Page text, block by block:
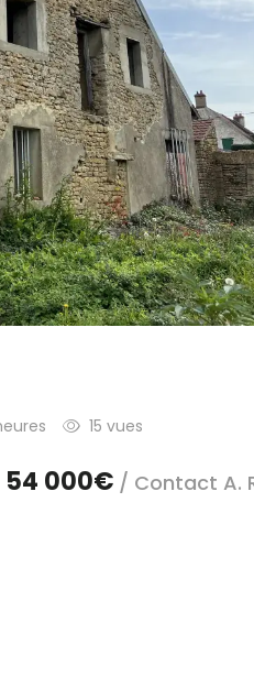
15 vues
54 000€ / Contact A.